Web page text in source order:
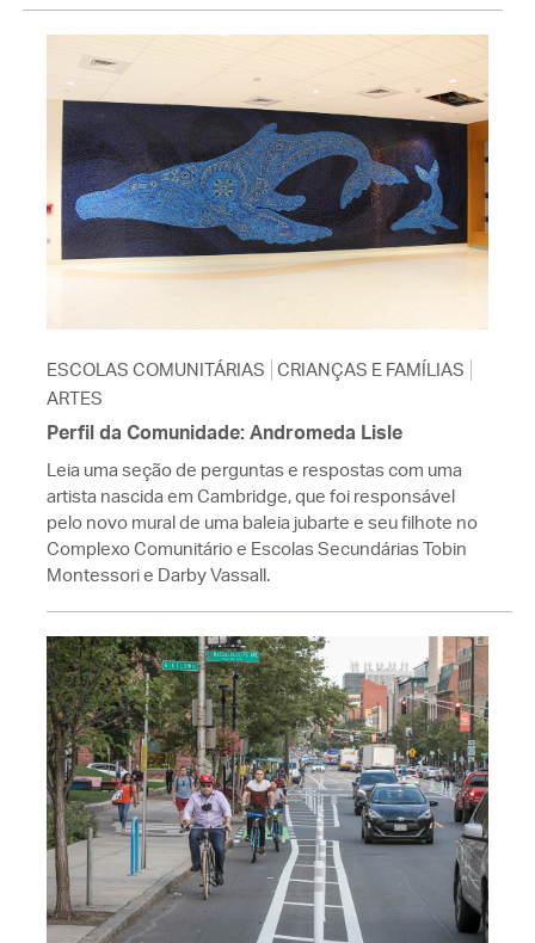
ESCOLAS COMUNITÁRIAS CRIANÇAS E FAMÍLIAS
ARTES
Perfil da Comunidade: Andromeda Lisle
Leia uma seção de perguntas e respostas com uma
artista nascida em Cambridge, que foi responsável
pelo novo mural de uma baleia jubarte e seu filhote no
Complexo Comunitário e Escolas Secundárias Tobin
Montessori e Darby Vassall.